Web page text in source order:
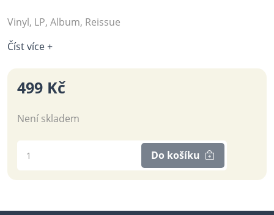
Vinyl, LP, Album, Reissue
Číst více +
499 Kč
Není skladem
Do košíku